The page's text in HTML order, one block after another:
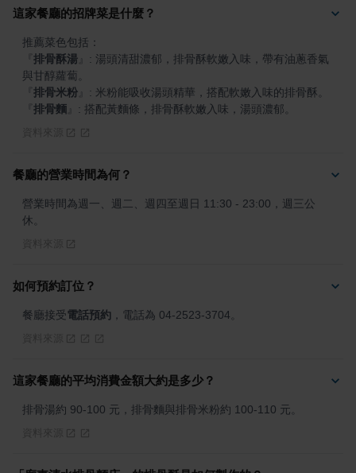
這家餐廳的招牌菜是什麼？
排骨酥湯
: 湯頭清甜濃郁，排骨酥軟嫩入味，帶有油蔥香氣
排骨米粉
排骨麵 : 搭配黃麵條，排骨酥軟嫩入味，湯頭濃郁。
餐廳的營業時間為何？
營業時間為週一、週二、週四至週日 11:30 - 23:00，週三公
休。
如何預約訂位？
餐廳接受電話預約 ，電話為 04-2523-3704。
這家餐廳的平均消費金額大約是多少？
排骨湯約 90-100 元，排骨麵與排骨米粉約 100-110 元。